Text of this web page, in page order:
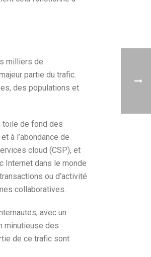
milliers de
partie du trafic.
des populations et
toile de fond des
à l’abondance de
cloud (CSP), et
Internet dans le monde
ou d’activité
collaboratives.
avec un
minutieuse des
de ce trafic sont